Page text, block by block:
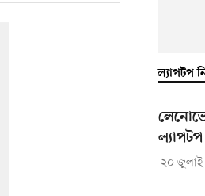
ল্যাপটপ
২০